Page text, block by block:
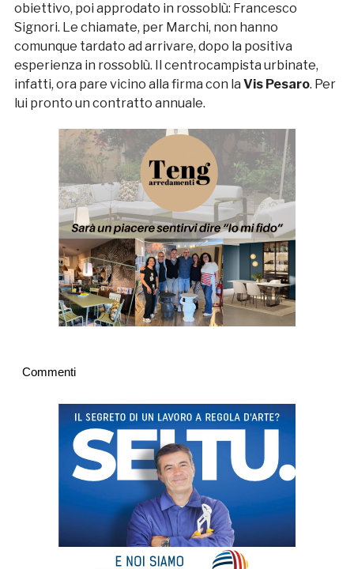
obiettivo, poi approdato in rossoblù: Francesco
Signori. Le chiamate, per Marchi, non hanno
comunque tardato ad arrivare, dopo la positiva
esperienza in rossoblù. Il centrocampista urbinate,
infatti, ora pare vicino alla firma con la Vis Pesaro. Per
lui pronto un contratto annuale.
Commenti